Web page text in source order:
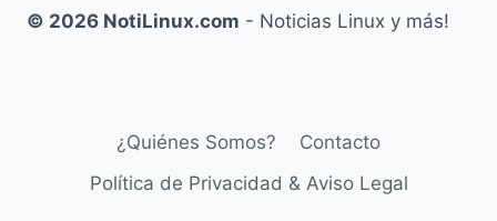
EN
© 2026 NotiLinux.com - Noticias Linux y más!
¿Quiénes Somos?
Contacto
Política de Privacidad & Aviso Legal